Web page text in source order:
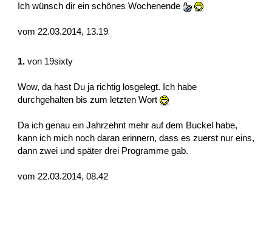
Ich wünsch dir ein schönes Wochenende
vom 22.03.2014, 13.19
1. von 19sixty
Wow, da hast Du ja richtig losgelegt. Ich habe
durchgehalten bis zum letzten Wort
Da ich genau ein Jahrzehnt mehr auf dem Buckel habe,
kann ich mich noch daran erinnern, dass es zuerst nur eins,
dann zwei und später drei Programme gab.
vom 22.03.2014, 08.42